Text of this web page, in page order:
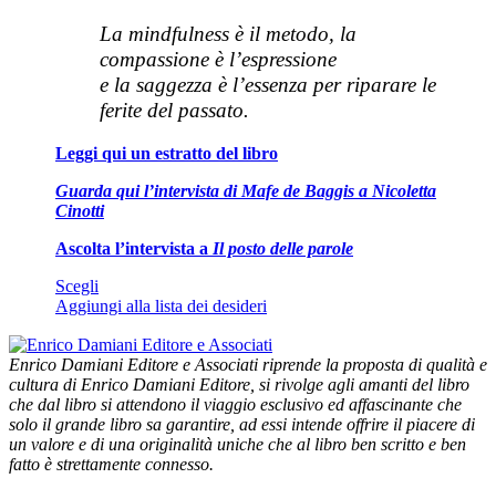
nella
pagina
del
prodotto
La mindfulness è il metodo, la
compassione è l’espressione
e la saggezza è l’essenza per riparare le
ferite del passato.
Leggi qui un estratto del libro
Guarda qui l’intervista di Mafe de Baggis a Nicoletta
Cinotti
Ascolta l’intervista a Il posto delle parole
Scegli
prodotto
più
varianti.
Le
opzioni
possono
essere
scelte
Aggiungi alla lista dei desideri
Enrico Damiani Editore e Associati riprende la proposta di qualità e
cultura di Enrico Damiani Editore, si rivolge agli amanti del libro
che dal libro si attendono il viaggio esclusivo ed affascinante che
solo il grande libro sa garantire, ad essi intende offrire il piacere di
un valore e di una originalità uniche che al libro ben scritto e ben
fatto è strettamente connesso.